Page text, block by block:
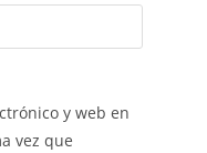
y web en
vez que